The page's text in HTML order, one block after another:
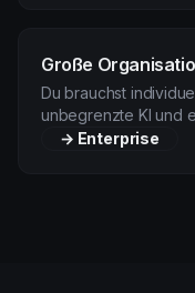
Große
Du brauchst
unbegrenzte KI und
→ Enterprise